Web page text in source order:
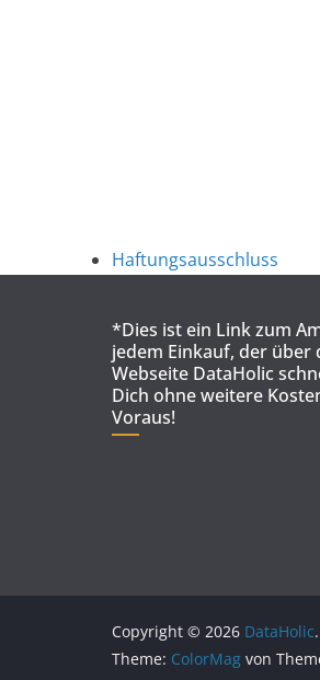
Haftungsausschluss
*Dies ist ein Link zum
jedem Einkauf, der
Webseite DataHolic
Dich ohne weitere
Voraus!
Copyright © 2026 DataHolic
Theme: ColorMag von